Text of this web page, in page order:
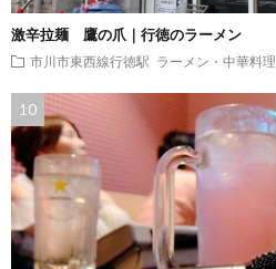
激辛拉麺 鷹の爪｜行徳のラーメン
市川市東西線行徳駅 ラーメン・中華料理